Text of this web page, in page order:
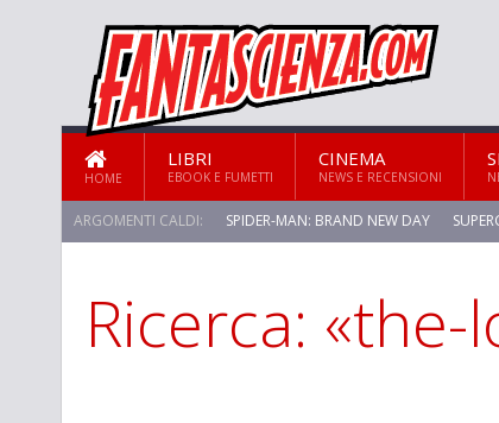
HOME
LIBRI
EBOOK E FUMETTI
CINEMA
NEWS E RECENSIONI
ARGOMENTI CALDI: SPIDER-MAN: BRAND NEW DAY
Ricerca: «the-